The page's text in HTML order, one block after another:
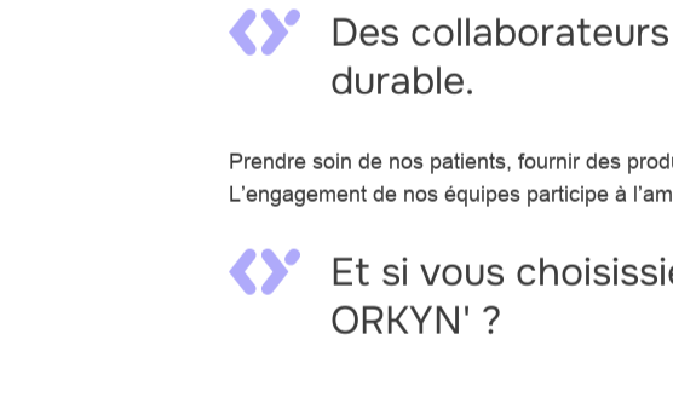
Des
durable.
Prendre soin de nos patients, fournir des
L’engagement de nos équipes participe à
Et si vous
ORKYN' ?